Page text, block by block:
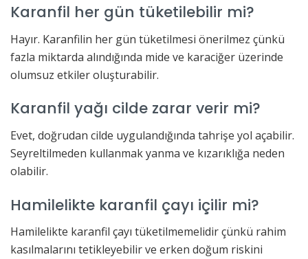
Karanfil her gün tüketilebilir mi?
Hayır. Karanfilin her gün tüketilmesi önerilmez çünkü
fazla miktarda alındığında mide ve karaciğer üzerinde
olumsuz etkiler oluşturabilir.
Karanfil yağı cilde zarar verir mi?
Evet, doğrudan cilde uygulandığında tahrişe yol açabilir.
Seyreltilmeden kullanmak yanma ve kızarıklığa neden
olabilir.
Hamilelikte karanfil çayı içilir mi?
Hamilelikte karanfil çayı tüketilmemelidir çünkü rahim
kasılmalarını tetikleyebilir ve erken doğum riskini